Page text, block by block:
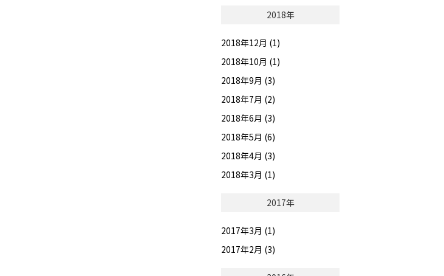
2018年
2018年12月 (1)
2018年10月 (1)
2018年9月 (3)
2018年7月 (2)
2018年6月 (3)
2018年5月 (6)
2018年4月 (3)
2018年3月 (1)
2017年
2017年3月 (1)
2017年2月 (3)